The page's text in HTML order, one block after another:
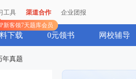
工具
新客领7天题库会员
渠道合作 企业团报
工具
新客领7天题库会员
渠道合作 企业团报
下载 0元领书 网校辅导
年真题